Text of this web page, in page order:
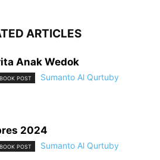
ARTICLES
Anak Wedok
POST Sumanto Al Qurtuby
2024
POST Sumanto Al Qurtuby